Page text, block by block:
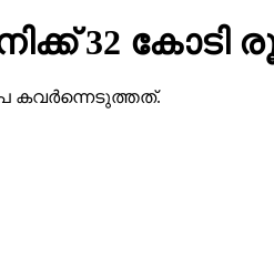
32 കോടി
കവര്‍ന്നെടുത്തത്.